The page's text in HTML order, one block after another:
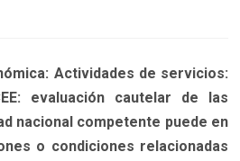
Actividades de servicios:
evaluación cautelar de las
nacional competente puede en
o condiciones relacionadas